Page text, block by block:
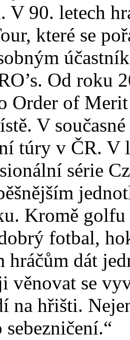
V 90. letech
které se
Od roku
Order of
V
túry v ČR. V
série
Kromě
fotbal,
hráčům dát
věnovat se
na hřišti.